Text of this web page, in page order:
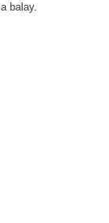
balay.